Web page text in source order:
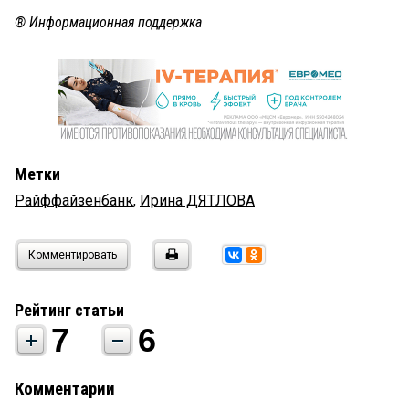
® Информационная поддержка
Метки
Райффайзенбанк, Ирина ДЯТЛОВА
Комментировать
Рейтинг статьи
7 6
Комментарии